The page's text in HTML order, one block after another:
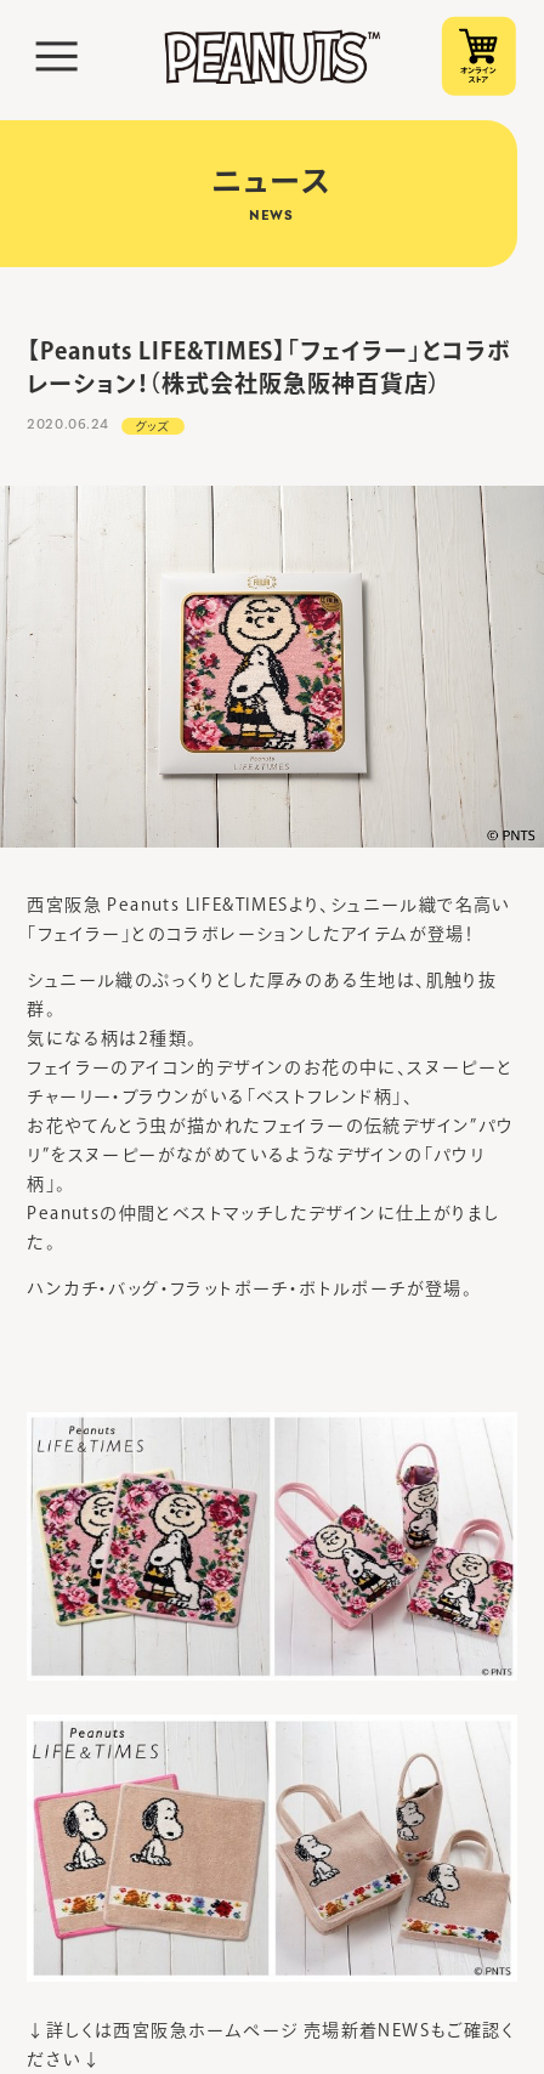
ニュース
NEWS
【Peanuts LIFE&TIMES】「フェイラー」とコラボ
レーション！（株式会社阪急阪神百貨店）
2020.06.24 グッズ
西宮阪急 Peanuts LIFE&TIMESより、シュニール織で名高い
「フェイラー」とのコラボレーションしたアイテムが登場！
シュニール織のぷっくりとした厚みのある生地は、肌触り抜
群。
気になる柄は2種類。
フェイラーのアイコン的デザインのお花の中に、スヌーピーと
チャーリー・ブラウンがいる「ベストフレンド柄」、
お花やてんとう虫が描かれたフェイラーの伝統デザイン”パウ
リ”をスヌーピーがながめているようなデザインの「パウリ
柄」。
Peanutsの仲間とベストマッチしたデザインに仕上がりまし
た。
ハンカチ・バッグ・フラットポーチ・ボトルポーチが登場。
↓詳しくは西宮阪急ホームページ 売場新着NEWSもご確認く
ださい↓